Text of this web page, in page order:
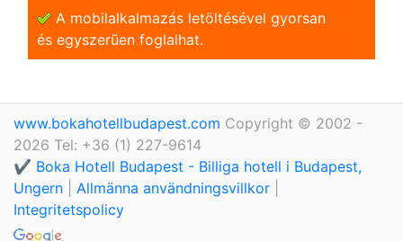
A mobilalkalmazás letöltésével gyorsan
és egyszerũen foglalhat.
www.bokahotellbudapest.com Copyright © 2002 -
2026 Tel: +36 (1) 227-9614
✔️ Boka Hotell Budapest - Billiga hotell i Budapest,
Ungern
Allmänna användningsvillkor
Integritetspolicy